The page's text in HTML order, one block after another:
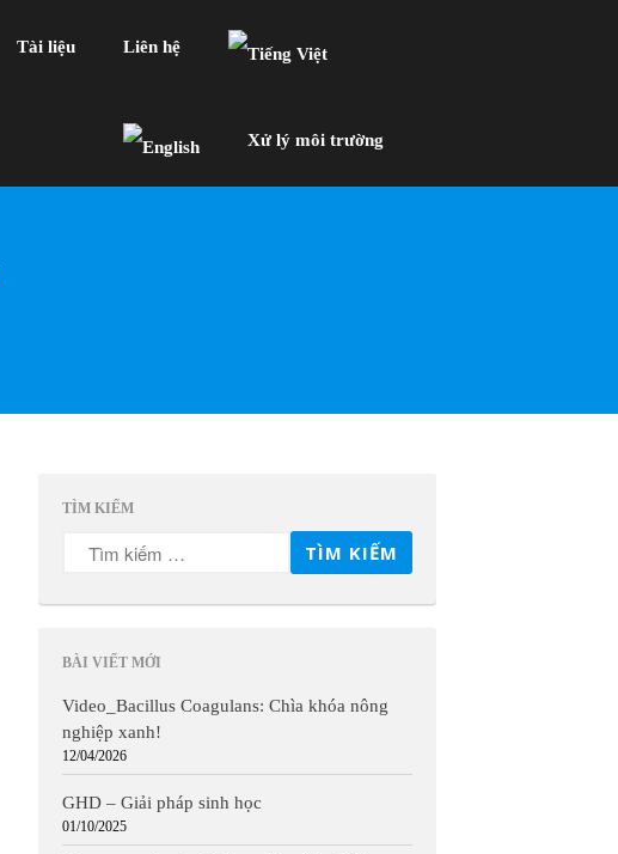
Tài liệu Liên hệ
Xử lý môi trường
TÌM KIẾM
BÀI VIẾT MỚI
Video_Bacillus Coagulans: Chìa khóa nông
nghiệp xanh!
12/04/2026
GHD – Giải pháp sinh học
01/10/2025